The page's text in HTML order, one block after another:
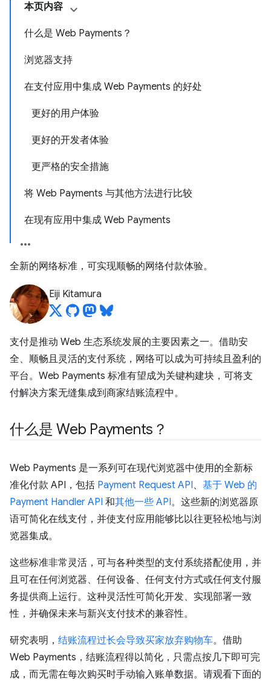
本页内容
什么是 Web Payments？
浏览器支持
在支付应用中集成 Web Payments 的好处
更好的用户体验
更好的开发者体验
更严格的安全措施
将 Web Payments 与其他方法进行比较
在现有应用中集成 Web Payments
全新的网络标准，可实现顺畅的网络付款体验。
Eiji Kitamura
支付是推动 Web 生态系统发展的主要因素之一。借助安
全、顺畅且灵活的支付系统，网络可以成为可持续且盈利的
平台。Web Payments 标准有望成为关键构建块，可将支
付解决方案无缝集成到商家结账流程中。
什么是 Web Payments？
Web Payments 是一系列可在现代浏览器中使用的全新标
准化付款 API，包括 Payment Request API、 基于 Web 的
Payment Handler API 和其他一些 API。这些新的浏览器原
语可简化在线支付，并使支付应用能够比以往更轻松地与浏
览器集成。
这些标准非常灵活，可与各种类型的支付系统搭配使用，并
且可在任何浏览器、任何设备、任何支付方式或任何支付服
务提供商上运行。这种灵活性可简化开发、实现部署一致
性，并确保未来与新兴支付技术的兼容性。
研究表明， 结账流程过长会导致买家放弃购物车。借助
Web Payments，结账流程得以简化，只需点按几下即可完
成，而无需在每次购买时手动输入账单数据。请观看下面的